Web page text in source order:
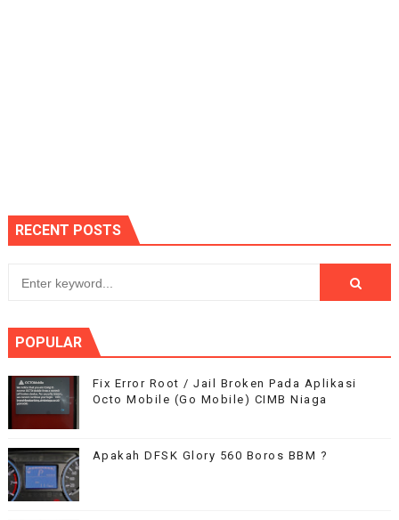
RECENT POSTS
POPULAR
Fix Error Root / Jail Broken Pada Aplikasi
Octo Mobile (Go Mobile) CIMB Niaga
Apakah DFSK Glory 560 Boros BBM ?